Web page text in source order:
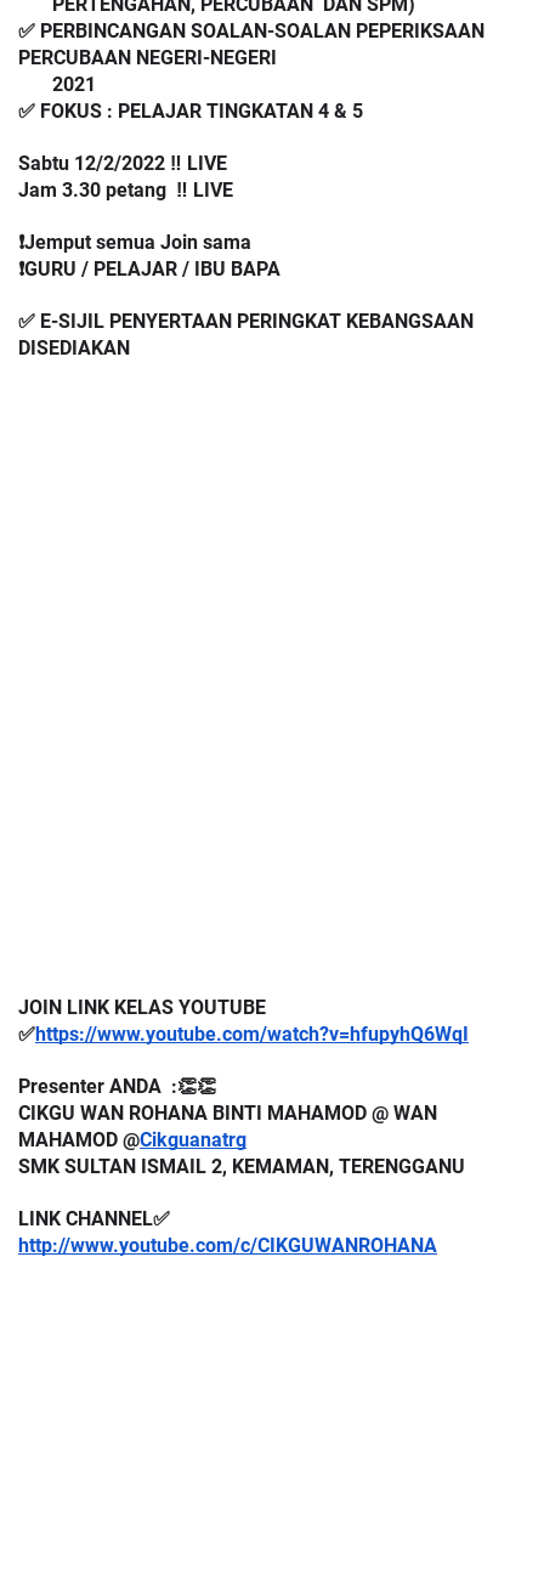
✅ PERBINCANGAN SOALAN-SOALAN PEPERIKSAAN
PERCUBAAN NEGERI-NEGERI
2021
✅ FOKUS : PELAJAR TINGKATAN 4 & 5
Sabtu 12/2/2022 ‼️ LIVE
Jam 3.30 petang  ‼️ LIVE
❗️Jemput semua Join sama
❗️GURU / PELAJAR / IBU BAPA
✅ E-SIJIL PENYERTAAN PERINGKAT KEBANGSAAN
DISEDIAKAN
JOIN LINK KELAS YOUTUBE
✅https://www.youtube.com/watch?v=hfupyhQ6WqI
Presenter ANDA  :👏👏
CIKGU WAN ROHANA BINTI MAHAMOD @ WAN
MAHAMOD @Cikguanatrg
SMK SULTAN ISMAIL 2, KEMAMAN, TERENGGANU
LINK CHANNEL✅
http://www.youtube.com/c/CIKGUWANROHANA